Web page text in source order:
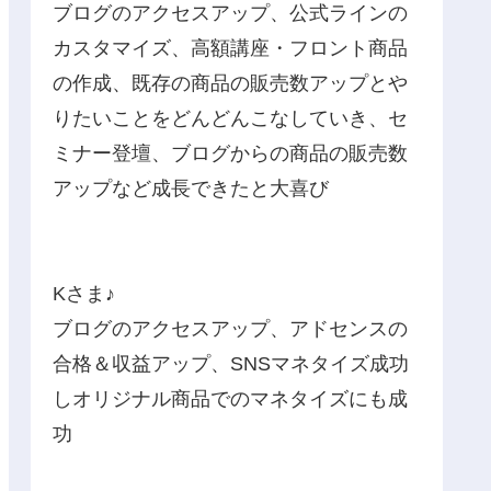
ブログのアクセスアップ、公式ラインの
カスタマイズ、高額講座・フロント商品
の作成、既存の商品の販売数アップとや
りたいことをどんどんこなしていき、セ
ミナー登壇、ブログからの商品の販売数
アップなど成長できたと大喜び
Kさま♪
ブログのアクセスアップ、アドセンスの
合格＆収益アップ、SNSマネタイズ成功
しオリジナル商品でのマネタイズにも成
功